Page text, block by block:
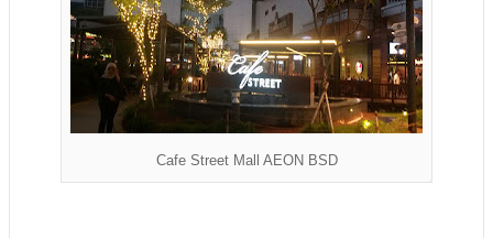
Cafe Street Mall AEON BSD